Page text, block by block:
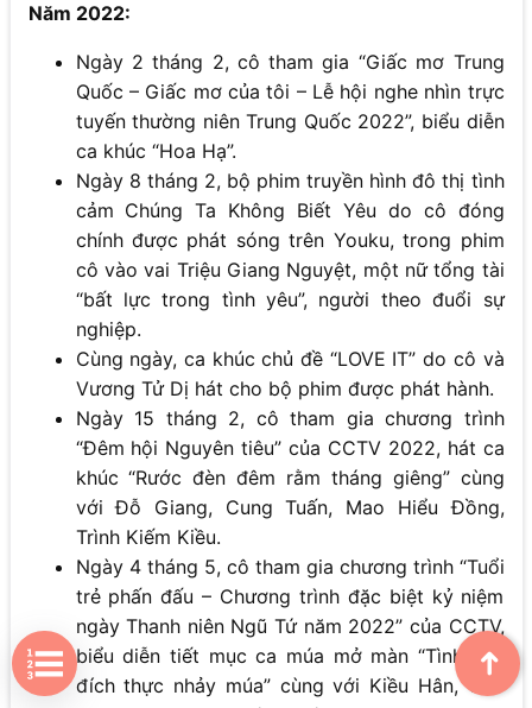
Năm 2022:
Ngày 2 tháng 2, cô tham gia “Giấc mơ Trung
Quốc – Giấc mơ của tôi – Lễ hội nghe nhìn trực
tuyến thường niên Trung Quốc 2022”, biểu diễn
ca khúc “Hoa Hạ”.
Ngày 8 tháng 2, bộ phim truyền hình đô thị tình
cảm Chúng Ta Không Biết Yêu do cô đóng
chính được phát sóng trên Youku, trong phim
cô vào vai Triệu Giang Nguyệt, một nữ tổng tài
“bất lực trong tình yêu”, người theo đuổi sự
nghiệp.
Cùng ngày, ca khúc chủ đề “LOVE IT” do cô và
Vương Tử Dị hát cho bộ phim được phát hành.
Ngày 15 tháng 2, cô tham gia chương trình
“Đêm hội Nguyên tiêu” của CCTV 2022, hát ca
khúc “Rước đèn đêm rằm tháng giêng” cùng
với Đỗ Giang, Cung Tuấn, Mao Hiểu Đồng,
Trình Kiếm Kiều.
Ngày 4 tháng 5, cô tham gia chương trình “Tuổi
trẻ phấn đấu – Chương trình đặc biệt kỷ niệm
ngày Thanh niên Ngũ Tứ năm 2022” của CCTV,
biểu diễn tiết mục ca múa mở màn “Tình yêu
đích thực nhảy múa” cùng với Kiều Hân, Cao
➜